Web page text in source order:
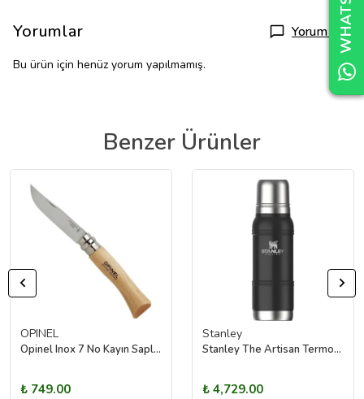
Yorumlar Yorum Yap
Bu ürün için henüz yorum yapılmamış.
Benzer Ürünler
OPINEL
Opinel Inox 7 No Kayın Saplı Paslanmaz Çelik Çakı
₺ 749.00
Stanley
Stanley The Artisan Termos | 1.0L (Siyah)
₺ 4,729.00